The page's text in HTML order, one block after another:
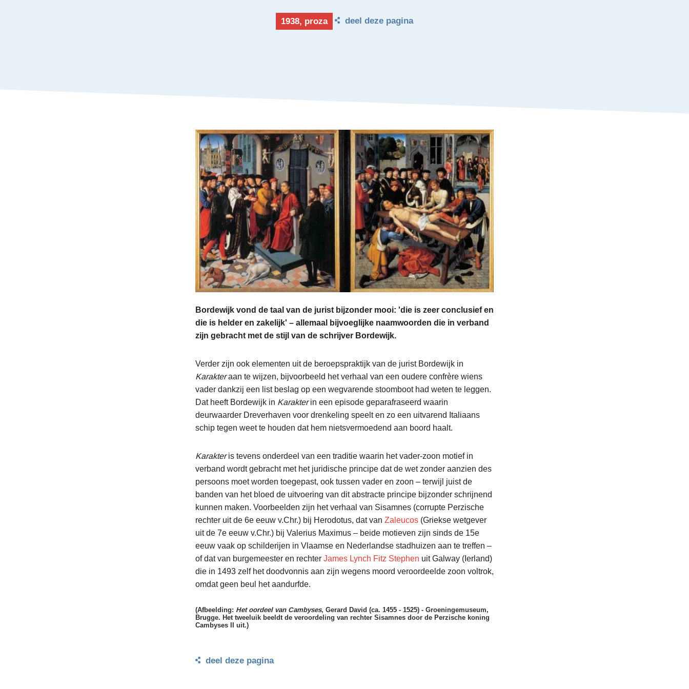
1938, proza deel deze pagina
Bordewijk vond de taal van de jurist bijzonder mooi: 'die is zeer conclusief en
die is helder en zakelijk' – allemaal bijvoeglijke naamwoorden die in verband
zijn gebracht met de stijl van de schrijver Bordewijk.
Verder zijn ook elementen uit de beroepspraktijk van de jurist Bordewijk in
Karakteraan te wijzen, bijvoorbeeld het verhaal van een oudere confrère wiens
vader dankzij een list beslag op een wegvarende stoomboot had weten te leggen.
Dat heeft Bordewijk in Karakterin een episode geparafraseerd waarin
deurwaarder Dreverhaven voor drenkeling speelt en zo een uitvarend Italiaans
schip tegen weet te houden dat hem nietsvermoedend aan boord haalt.
Karakteris tevens onderdeel van een traditie waarin het vader-zoon motief in
verband wordt gebracht met het juridische principe dat de wet zonder aanzien des
persoons moet worden toegepast, ook tussen vader en zoon – terwijl juist de
banden van het bloed de uitvoering van dit abstracte principe bijzonder schrijnend
kunnen maken. Voorbeelden zijn het verhaal van Sisamnes (corrupte Perzische
rechter uit de 6e eeuw v.Chr.) bij Herodotus, dat van Zaleucos (Griekse wetgever
uit de 7e eeuw v.Chr.) bij Valerius Maximus – beide motieven zijn sinds de 15e
eeuw vaak op schilderijen in Vlaamse en Nederlandse stadhuizen aan te treffen –
of dat van burgemeester en rechter James Lynch Fitz Stephen uit Galway (Ierland)
die in 1493 zelf het doodvonnis aan zijn wegens moord veroordeelde zoon voltrok,
omdat geen beul het aandurfde.
(Afbeelding: Het oordeel van Cambyses, Gerard David (ca. 1455 - 1525) - Groeningemuseum,
Brugge. Het tweeluik beeldt de veroordeling van rechter Sisamnes door de Perzische koning
Cambyses II uit.)
deel deze pagina